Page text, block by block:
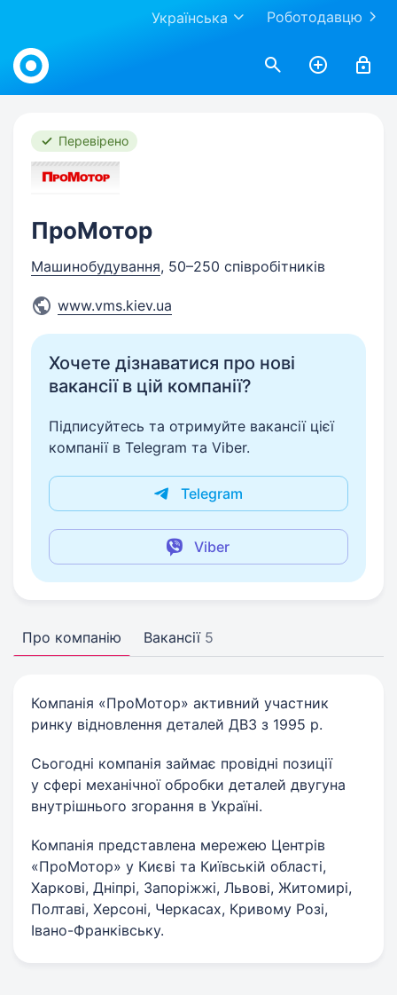
Роботодавцю
Українська
Work.ua
Перевірено
ПроМотор
Машинобудування, 50–250 співробітників
www.vms.kiev.ua
Хочете дізнаватися про нові
вакансії в цій компанії?
Підписуйтесь та отримуйте вакансії цієї
компанії в Telegram та Viber.
Telegram
Viber
Про компанію Вакансії 5
Компанія «ПроМотор» активний участник
ринку відновлення деталей ДВЗ з 1995 р.
Сьогодні компанія займає провідні позиції
у сфері механічної обробки деталей двугуна
внутрішнього згорання в Україні.
Компанія представлена мережею Центрів
«ПроМотор» у Києві та Київській області,
Харкові, Дніпрі, Запоріжжі, Львові, Житомирі,
Полтаві, Херсоні, Черкасах, Кривому Розі,
Івано-Франківську.